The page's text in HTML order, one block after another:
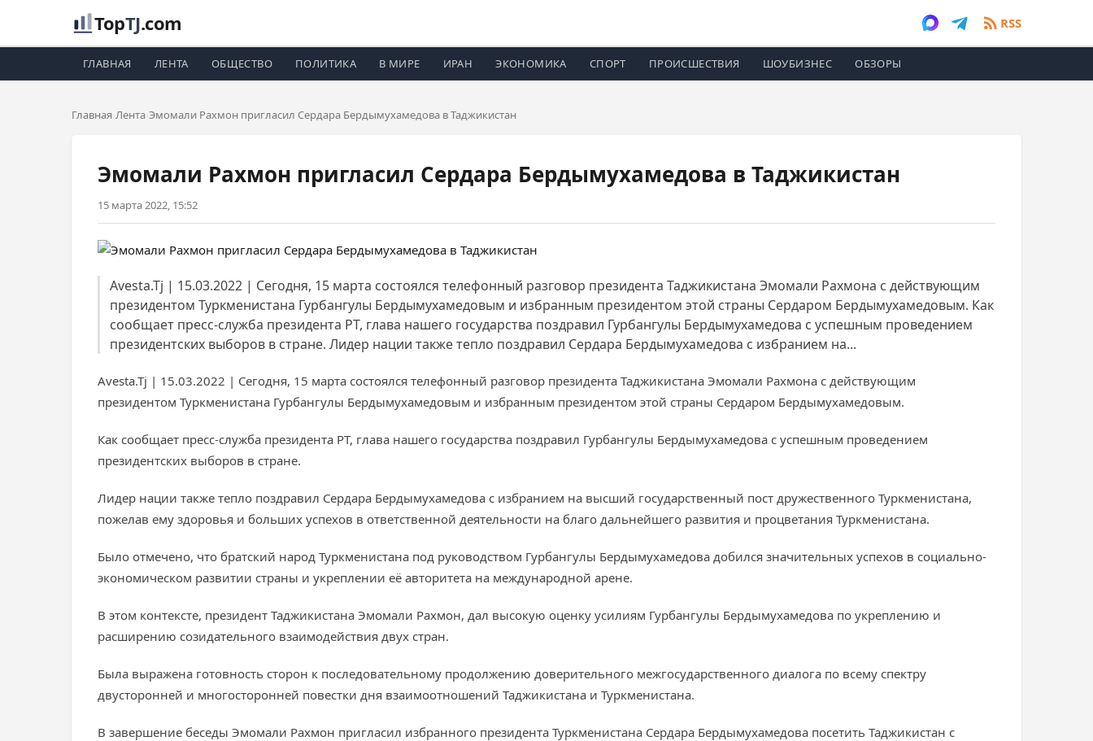
TopTJ.com RSS
ГЛАВНАЯ ЛЕНТА ОБЩЕСТВО ПОЛИТИКА В МИРЕ ИРАН ЭКОНОМИКА СПОРТ ПРОИСШЕСТВИЯ ШОУБИЗНЕС ОБЗОРЫ
Главная Лента Эмомали Рахмон пригласил Сердара Бердымухамедова в Таджикистан
Эмомали Рахмон пригласил Сердара Бердымухамедова в Таджикистан
15 марта 2022, 15:52
Avesta.Tj | 15.03.2022 | Сегодня, 15 марта состоялся телефонный разговор президента Таджикистана Эмомали Рахмона с действующим
президентом Туркменистана Гурбангулы Бердымухамедовым и избранным президентом этой страны Сердаром Бердымухамедовым. Как
сообщает пресс-служба президента РТ, глава нашего государства поздравил Гурбангулы Бердымухамедова с успешным проведением
президентских выборов в стране. Лидер нации также тепло поздравил Сердара Бердымухамедова с избранием на...
Avesta.Tj | 15.03.2022 | Сегодня, 15 марта состоялся телефонный разговор президента Таджикистана Эмомали Рахмона с действующим
президентом Туркменистана Гурбангулы Бердымухамедовым и избранным президентом этой страны Сердаром Бердымухамедовым.
Как сообщает пресс-служба президента РТ, глава нашего государства поздравил Гурбангулы Бердымухамедова с успешным проведением
президентских выборов в стране.
Лидер нации также тепло поздравил Сердара Бердымухамедова с избранием на высший государственный пост дружественного Туркменистана,
пожелав ему здоровья и больших успехов в ответственной деятельности на благо дальнейшего развития и процветания Туркменистана.
Было отмечено, что братский народ Туркменистана под руководством Гурбангулы Бердымухамедова добился значительных успехов в социально-
экономическом развитии страны и укреплении её авторитета на международной арене.
В этом контексте, президент Таджикистана Эмомали Рахмон, дал высокую оценку усилиям Гурбангулы Бердымухамедова по укреплению и
расширению созидательного взаимодействия двух стран.
Была выражена готовность сторон к последовательному продолжению доверительного межгосударственного диалога по всему спектру
двусторонней и многосторонней повестки дня взаимоотношений Таджикистана и Туркменистана.
В завершение беседы Эмомали Рахмон пригласил избранного президента Туркменистана Сердара Бердымухамедова посетить Таджикистан с